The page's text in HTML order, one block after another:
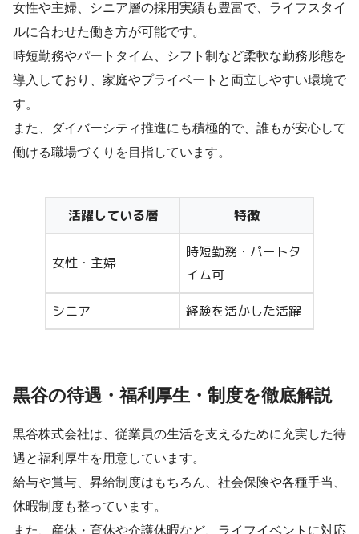
女性や主婦、シニア層の採用実績も豊富で、ライフスタイ
ルに合わせた働き方が可能です。
時短勤務やパートタイム、シフト制など柔軟な勤務形態を
導入しており、家庭やプライベートと両立しやすい環境で
す。
また、ダイバーシティ推進にも積極的で、誰もが安心して
働ける職場づくりを目指しています。
活躍している層 特徴
女性・主婦
時短勤務・パートタ
イム可
シニア 経験を活かした活躍
黒谷の待遇・福利厚生・制度を徹底解説
黒谷株式会社は、従業員の生活を支えるために充実した待
遇と福利厚生を用意しています。
給与や賞与、昇給制度はもちろん、社会保険や各種手当、
休暇制度も整っています。
また、産休・育休や介護休暇など、ライフイベントに対応